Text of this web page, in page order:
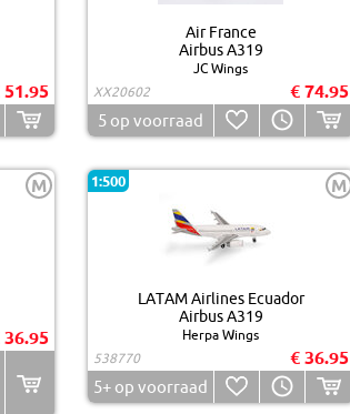
51.95
Air France
Airbus A319
JC Wings
XX20602
€ 74.95
5op voorraad
M
36.95
1:500 M
LATAM Airlines Ecuador
Airbus A319
Herpa Wings
538770
€ 36.95
5+op voorraad